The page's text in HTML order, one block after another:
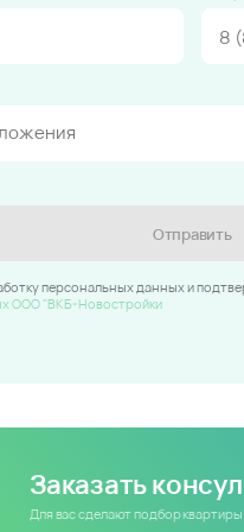
Отправить
персональных данных и
ООО "ВКБ-Новостройки
Заказать
Для вас сделают подбор